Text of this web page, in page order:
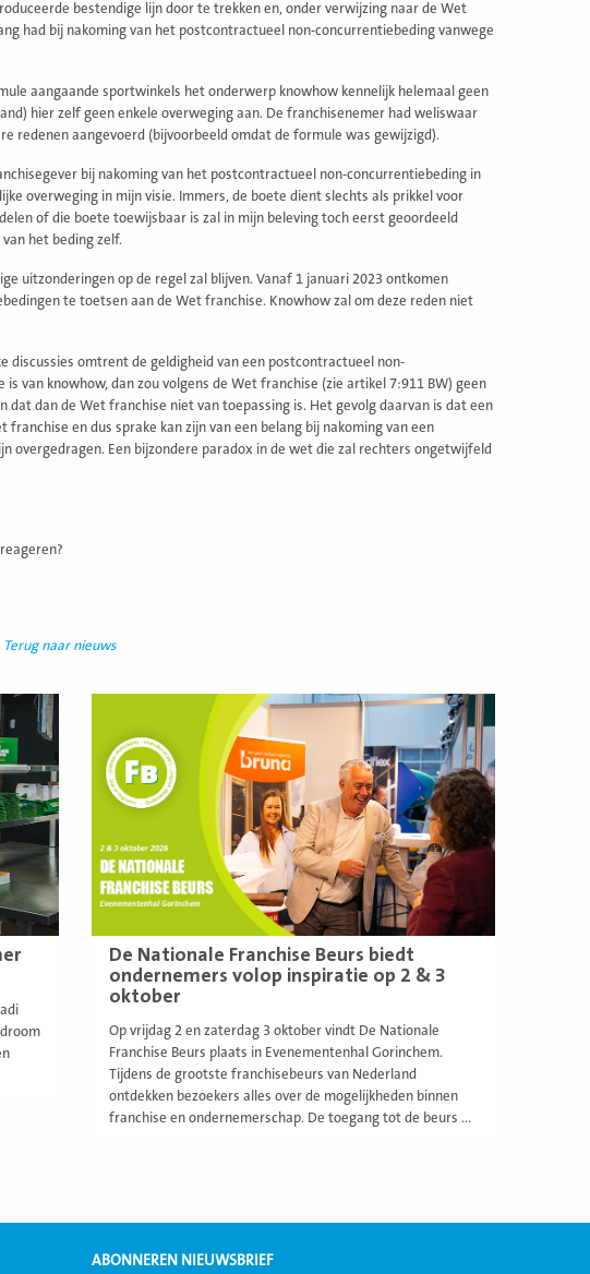
bestendige lijn door te trekken en, onder verwijzing naar de Wet
had bij nakoming van het postcontractueel non-concurrentiebeding vanwege
aangaande sportwinkels het onderwerp knowhow kennelijk helemaal geen
hier zelf geen enkele overweging aan. De franchisenemer had weliswaar
redenen aangevoerd (bijvoorbeeld omdat de formule was gewijzigd).
bij nakoming van het postcontractueel non-concurrentiebeding in
overweging in mijn visie. Immers, de boete dient slechts als prikkel voor
of die boete toewijsbaar is zal in mijn beleving toch eerst geoordeeld
het beding zelf.
uitzonderingen op de regel zal blijven. Vanaf 1 januari 2023 ontkomen
te toetsen aan de Wet franchise. Knowhow zal om deze reden niet
discussies omtrent de geldigheid van een postcontractueel non-
van knowhow, dan zou volgens de Wet franchise (zie artikel 7:911 BW) geen
dan de Wet franchise niet van toepassing is. Het gevolg daarvan is dat een
en dus sprake kan zijn van een belang bij nakoming van een
Een bijzondere paradox in de wet die zal rechters ongetwijfeld
Terug naar nieuws
De Nationale Franchise Beurs biedt
ondernemers volop inspiratie op 2 & 3
oktober
Op vrijdag 2 en zaterdag 3 oktober vindt De Nationale
Franchise Beurs plaats in Evenementenhal Gorinchem.
Tijdens de grootste franchisebeurs van Nederland
ontdekken bezoekers alles over de mogelijkheden binnen
franchise en ondernemerschap. De toegang tot de beurs ...
ABONNEREN NIEUWSBRIEF